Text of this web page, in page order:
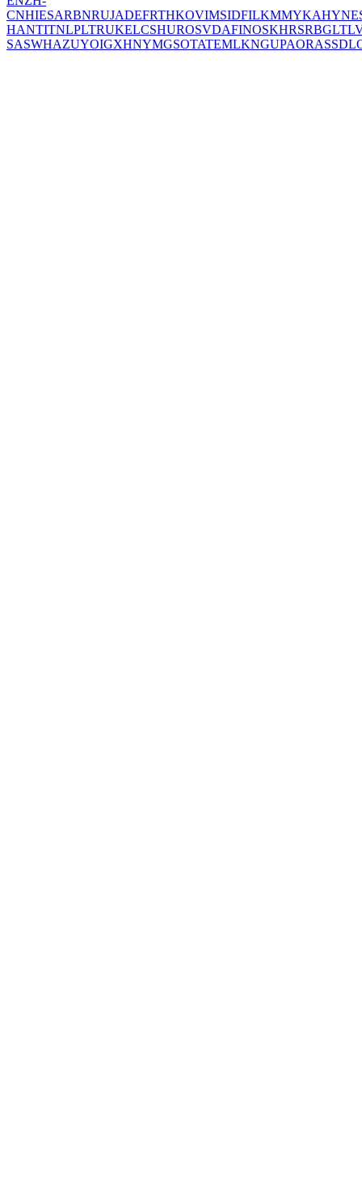
CNHIESARBNRUJADEFRTHKOVIMSIDFILKMMYKAHYNE
HANTITNLPLTRUKELCSHUROSVDAFINOSKHRSRBGLT
SASWHAZUYOIGXHNYMGSOTATEMLKNGUPAORASSD